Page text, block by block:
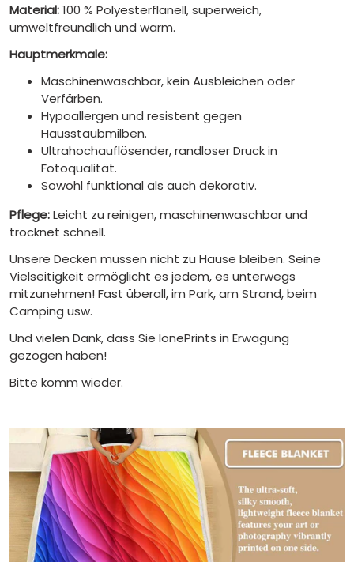
Material:100 % Polyesterflanell, superweich,
umweltfreundlich und warm.
Hauptmerkmale:
Maschinenwaschbar, kein Ausbleichen oder
Verfärben.
Hypoallergen und resistent gegen
Hausstaubmilben.
Ultrahochauflösender, randloser Druck in
Fotoqualität.
Sowohl funktional als auch dekorativ.
Pflege:Leicht zu reinigen, maschinenwaschbar und
trocknet schnell.
Unsere Decken müssen nicht zu Hause bleiben. Seine
Vielseitigkeit ermöglicht es jedem, es unterwegs
mitzunehmen! Fast überall, im Park, am Strand, beim
Camping usw.
Und vielen Dank, dass Sie IonePrints in Erwägung
gezogen haben!
Bitte komm wieder.